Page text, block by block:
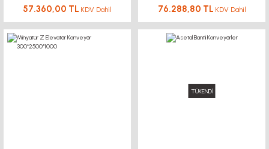
57.360,00 TL KDV Dahil 76.288,80 TL KDV Dahil
TÜKENDİ